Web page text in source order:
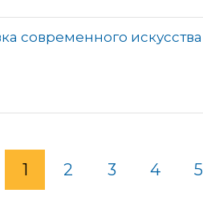
современного искусства
1 2 3 4 5